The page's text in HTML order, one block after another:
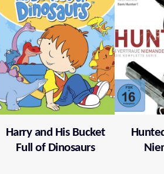
Harry and His Bucket
Full of Dinosaurs